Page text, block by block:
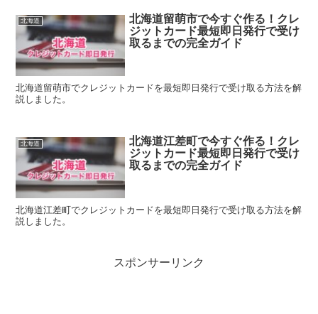
北海道
北海道留萌市で今すぐ作る！クレ
ジットカード最短即日発行で受け
取るまでの完全ガイド
北海道留萌市でクレジットカードを最短即日発行で受け取る方法を解
説しました。
北海道
北海道江差町で今すぐ作る！クレ
ジットカード最短即日発行で受け
取るまでの完全ガイド
北海道江差町でクレジットカードを最短即日発行で受け取る方法を解
説しました。
スポンサーリンク